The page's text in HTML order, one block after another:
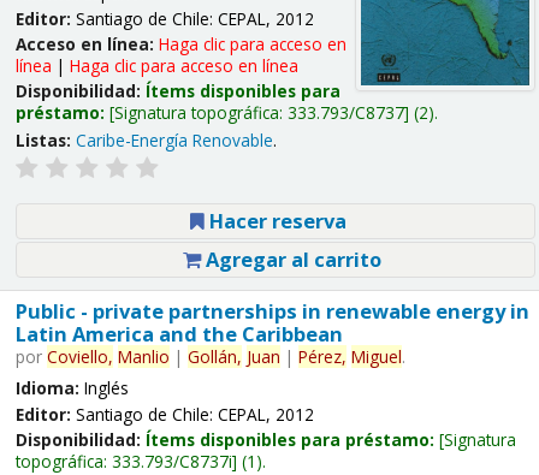
Editor: Santiago de Chile: CEPAL, 2012
Acceso en línea: Haga clic para acceso en
línea | Haga clic para acceso en línea
Disponibilidad: Ítems disponibles para
préstamo: Signatura topográfica: 333.793/C8737 (2).
Listas: Caribe-Energía Renovable.
Hacer reserva
Agregar al carrito
Public - private partnerships in renewable energy in
Latin America and the Caribbean
por Coviello, Manlio | Gollán, Juan | Pérez, Miguel.
Idioma: Inglés
Editor: Santiago de Chile: CEPAL, 2012
Disponibilidad: Ítems disponibles para préstamo: Signatura
topográfica: 333.793/C8737i (1).